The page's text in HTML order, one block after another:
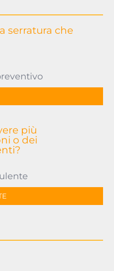
serratura che
più
o dei